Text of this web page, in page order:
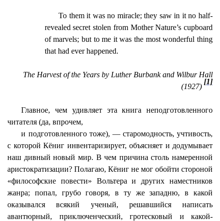
To them it was no miracle; they saw in it no half-
revealed secret stolen from Mother Nature’s cupboard
of marvels; but to me it was the most wonderful thing
that had ever happened.
The Harvest of the Years by Luther Burbank and Wilbur Hall
(1927)
[1]
Главное, чем удивляет эта книга неподготовленного
читателя (да, впрочем,
и подготовленного тоже), — старомодность, учтивость,
с которой Кёниг инвентаризирует, объясняет и додумывает
наш дивный новый мир. В чем причина столь намеренной
аристократизации? Полагаю, Кёниг не мог обойти стороной
«философские повести» Вольтера и других наместников
жанра; попал, грубо говоря, в ту же западню, в какой
оказывался всякий ученый, решавшийся написать
авантюрный, приключенческий, гротесковый и какой-